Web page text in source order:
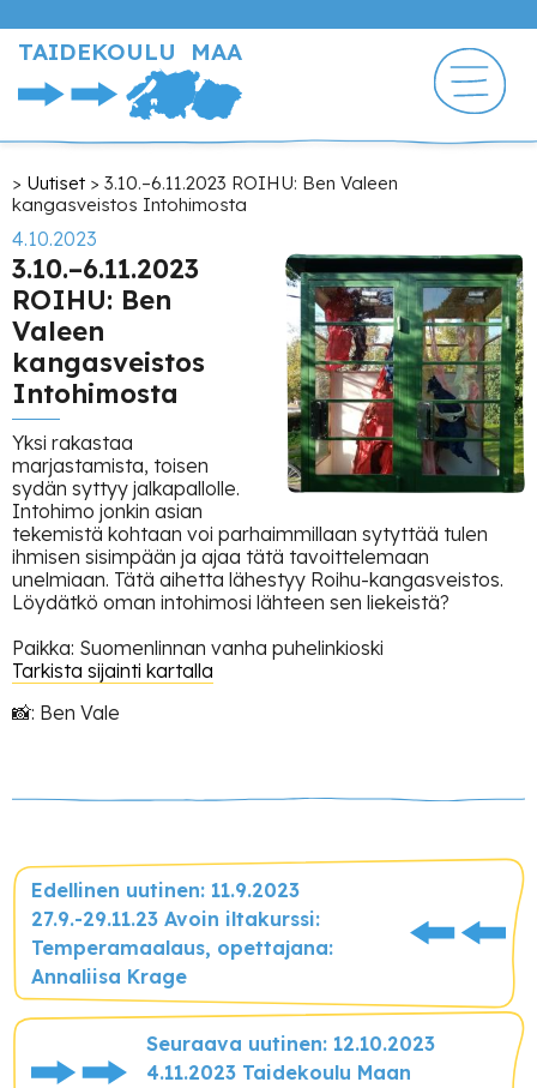
pääsisältöön
TAIDEKOULU MAA
Murupolku
Uutiset
3.10.–6.11.2023 ROIHU: Ben Valeen
kangasveistos Intohimosta
4.10.2023
3.10.–6.11.2023
ROIHU: Ben
Valeen
kangasveistos
Intohimosta
Yksi rakastaa
marjastamista, toisen
sydän syttyy jalkapallolle.
Intohimo jonkin asian
tekemistä kohtaan voi parhaimmillaan sytyttää tulen
ihmisen sisimpään ja ajaa tätä tavoittelemaan
unelmiaan. Tätä aihetta lähestyy Roihu-kangasveistos.
Löydätkö oman intohimosi lähteen sen liekeistä?
Paikka: Suomenlinnan vanha puhelinkioski
Tarkista sijainti kartalla
📸: Ben Vale
Edellinen uutinen: 11.9.2023
27.9.-29.11.23 Avoin iltakurssi:
Temperamaalaus, opettajana:
Annaliisa Krage
Seuraava uutinen: 12.10.2023
4.11.2023 Taidekoulu Maan